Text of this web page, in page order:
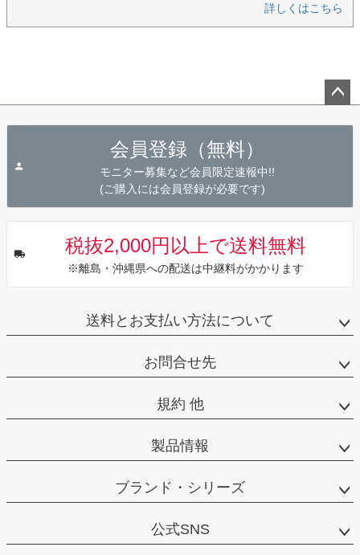
詳しくはこちら
会員登録（無料）
モニター募集など会員限定速報中!!
(ご購入には会員登録が必要です)
税抜2,000円以上で送料無料
※離島・沖縄県への配送は中継料がかかります
送料とお支払い方法について
お問合せ先
規約 他
製品情報
ブランド・シリーズ
公式SNS